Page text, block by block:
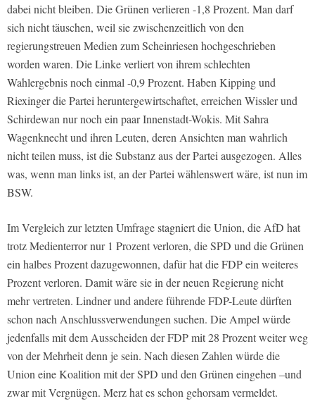
dabei nicht bleiben. Die Grünen verlieren -1,8 Prozent. Man darf
sich nicht täuschen, weil sie zwischenzeitlich von den
regierungstreuen Medien zum Scheinriesen hochgeschrieben
worden waren. Die Linke verliert von ihrem schlechten
Wahlergebnis noch einmal -0,9 Prozent. Haben Kipping und
Riexinger die Partei heruntergewirtschaftet, erreichen Wissler und
Schirdewan nur noch ein paar Innenstadt-Wokis. Mit Sahra
Wagenknecht und ihren Leuten, deren Ansichten man wahrlich
nicht teilen muss, ist die Substanz aus der Partei ausgezogen. Alles
was, wenn man links ist, an der Partei wählenswert wäre, ist nun im
BSW.
Im Vergleich zur letzten Umfrage stagniert die Union, die AfD hat
trotz Medienterror nur 1 Prozent verloren, die SPD und die Grünen
ein halbes Prozent dazugewonnen, dafür hat die FDP ein weiteres
Prozent verloren. Damit wäre sie in der neuen Regierung nicht
mehr vertreten. Lindner und andere führende FDP-Leute dürften
schon nach Anschlussverwendungen suchen. Die Ampel würde
jedenfalls mit dem Ausscheiden der FDP mit 28 Prozent weiter weg
von der Mehrheit denn je sein. Nach diesen Zahlen würde die
Union eine Koalition mit der SPD und den Grünen eingehen –und
zwar mit Vergnügen. Merz hat es schon gehorsam vermeldet.